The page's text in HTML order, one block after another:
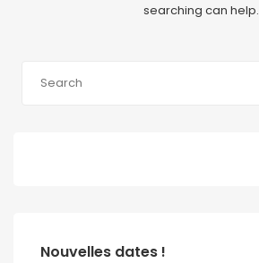
searching can help.
Nouvelles dates !